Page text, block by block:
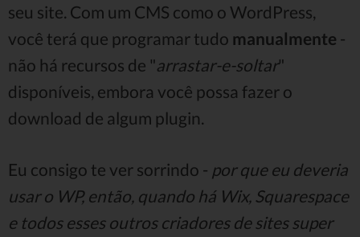
seu site. Com um CMS como o WordPress,
você terá que programar tudo manualmente -
não há recursos de "arrastar-e-soltar"
disponíveis, embora você possa fazer o
download de algum plugin.
Eu consigo te ver sorrindo - por que eu deveria
usar o WP, então, quando há Wix, Squarespace
e todos esses outros criadores de sites super